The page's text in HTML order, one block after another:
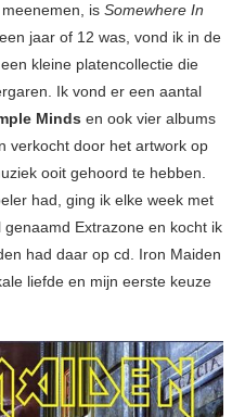
is Somewhere In
jaar of 12 was, vond ik in de
kleine platencollectie die
Ik vond er een aantal
Minds en ook vier albums
verkocht door het artwork op
ooit gehoord te hebben.
had, ging ik elke week met
Extrazone en kocht ik
had daar op cd. Iron Maiden
liefde en mijn eerste keuze